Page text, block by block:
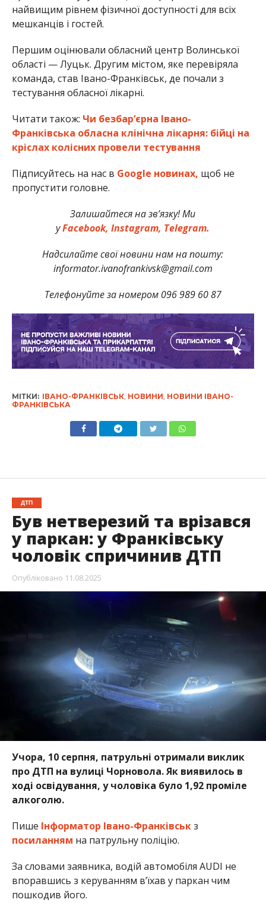
найвищим рівнем фізичної доступності для всіх
мешканців і гостей.
Першим оцінювали обласний центр Волинської
області — Луцьк. Другим містом, яке перевіряла
команда, став Івано-Франківськ, де почали з
тестування обласної лікарні.
Читати також: Чи безбар’єрна Івано-
Франківська обласна клінічна лікарня: бійці на
кріслах колісних провели тестування
Підписуйтесь на нас в Google новинах, щоб не
пропустити головне.
Залишайтеся на зв’язку! Ми
уFacebook, Instagram, Telegram.
Надсилайте свої новини нам на пошту:
informator.ivanofrankivsk@gmail.com
Телефонуйте за номером 096 989 60 87
МІТКИ: ІВАНО-ФРАНКІВСЬК, НОВИНИ, НОВИНИ ІВАНО-
ФРАНКІВСЬКА
ДТП
Був нетверезий та врізався
у паркан: у Франківську
чоловік спричинив ДТП
Опубліковано 11.08.2025
Учора, 10 серпня, патрульні отримали виклик
про ДТП на вулиці Чорновола. Як виявилось в
ході освідування, у чоловіка було 1,92 проміле
алкоголю.
Пише Інформатор Івано-Франківськз
посиланням на патрульну поліцію.
За словами заявника, водій автомобіля AUDI не
впоравшись з керуванням вʼїхав у паркан чим
пошкодив його.